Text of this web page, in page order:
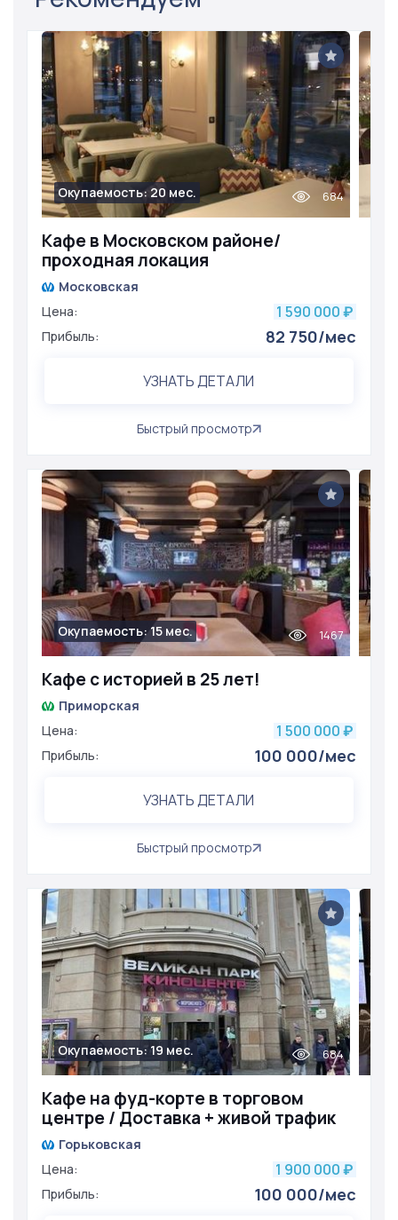
Кафе в Московском районе/
проходная локация
Окупаемость: 20 мес. 684
Московская
Цена:
1 590 000 ₽
Прибыль: 82 750/мес
УЗНАТЬ ДЕТАЛИ
Быстрый просмотр
Кафе с историей в 25 лет!
Окупаемость: 15 мес. 1467
Приморская
Цена:
1 500 000 ₽
Прибыль: 100 000/мес
УЗНАТЬ ДЕТАЛИ
Быстрый просмотр
Кафе на фуд-корте в торговом
центре / Доставка + живой трафик
Окупаемость: 19 мес. 684
Горьковская
Цена:
1 900 000 ₽
Прибыль: 100 000/мес